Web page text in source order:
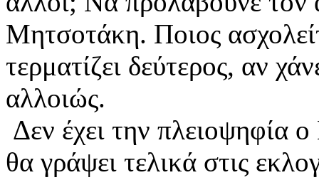
Μητσοτάκη. Ποιος
τερματίζει δεύτερος, αν
αλλοιώς.
Δεν έχει την πλειοψηφία
θα γράψει τελικά στις